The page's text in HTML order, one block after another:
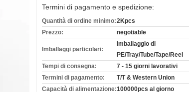
Termini di pagamento e spedizione:
Quantità di ordine minimo:2Kpcs
Prezzo:
negotiable
Imballaggi particolari:
Imballaggio di
PE/Tray/Tube/Tape/Reel
Tempi di consegna:
7 - 15 giorni lavorativi
Termini di pagamento:
T/T & Western Union
Capacità di alimentazione:100000pcs al giorno